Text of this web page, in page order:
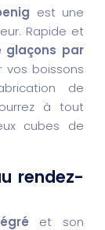
est une
Rapide et
glaçons par
boissons
de
à tout
cubes de
rendez-
et son